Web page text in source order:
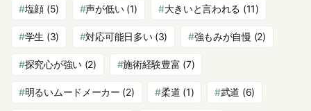
塩顔 (5) 声が低い(1) 大きいと言われる (11)
学生 (3) 対応可能日多い(3) 強もみが自慢 (2)
探究心が強い(2) 施術経験豊富 (7)
明るいムードメーカー (2) 柔道 (1) 武道 (6)